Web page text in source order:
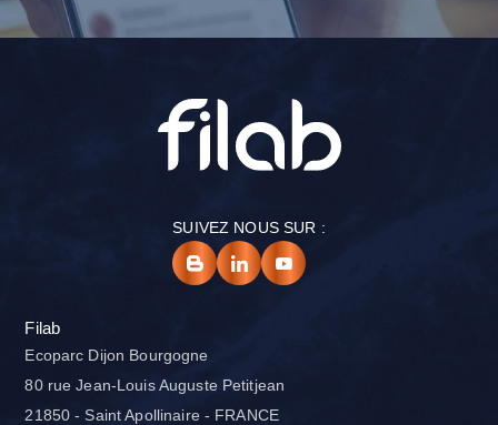
SUIVEZ NOUS SUR :
Filab
Ecoparc Dijon Bourgogne
80 rue Jean-Louis Auguste Petitjean
21850 - Saint Apollinaire - FRANCE